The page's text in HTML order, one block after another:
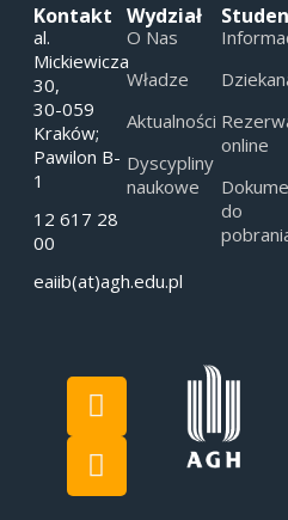
Kontakt
al.
Mickiewicza
30,
30-059
Kraków;
Pawilon B-
1
12 617 28
00
eaiib(at)agh.edu.pl
Wydział
O Nas
Władze
Aktualności
Dyscypliny
naukowe
online
do